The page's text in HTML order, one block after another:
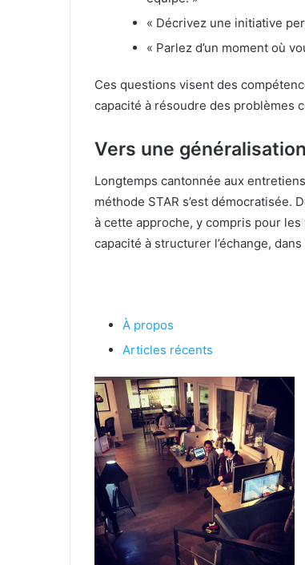
« Décrivez une initiative
« Parlez d’un moment où
Ces questions visent des
capacité à résoudre des problèmes
Vers une
Longtemps cantonnée aux
méthode STAR s’est
à cette approche, y compris pour
capacité à structurer l’échange,
À propos
Articles récents